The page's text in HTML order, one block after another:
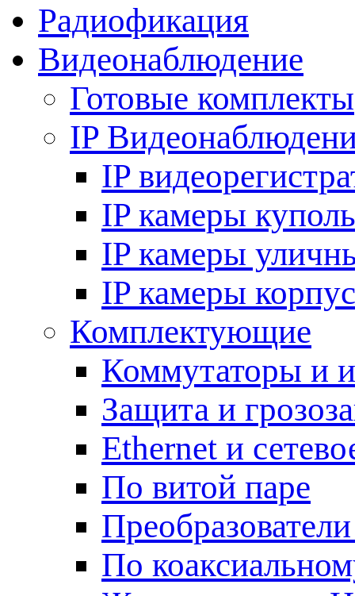
Радиофикация
Видеонаблюдение
Готовые комплекты
IP
IP
IP камеры
IP камеры
IP камеры
Комплектующие
Коммутаторы и
Защита и
Ethernet и
По витой паре
По